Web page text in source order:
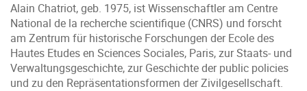
Alain Chatriot, geb. 1975, ist Wissenschaftler am Centre
National de la recherche scientifique (CNRS) und forscht
am Zentrum für historische Forschungen der Ecole des
Hautes Etudes en Sciences Sociales, Paris, zur Staats- und
Verwaltungsgeschichte, zur Geschichte der public policies
und zu den Repräsentationsformen der Zivilgesellschaft.